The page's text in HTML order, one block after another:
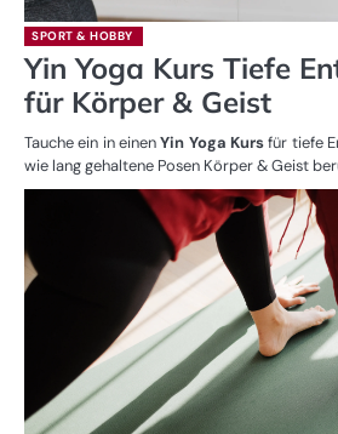
SPORT & HOBBY
Yin Yoga Kurs Tiefe
für Körper & Geist
Tauche ein in einenYin Yoga Kursfür tiefe
wie lang gehaltene Posen Körper & Geist